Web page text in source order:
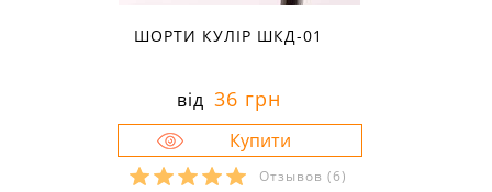
ШОРТИ КУЛІР ШКД-01
від 36 грн
Отзывов (6)